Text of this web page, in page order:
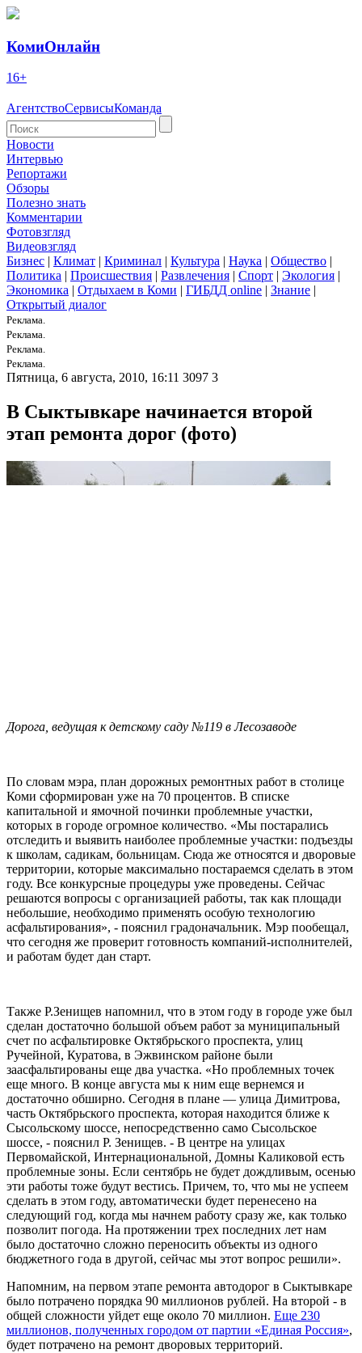
КомиОнлайн
16+
АгентствоСервисыКоманда
Новости
Интервью
Репортажи
Обзоры
Полезно знать
Комментарии
Фотовзгляд
Видеовзгляд
Бизнес | Климат | Криминал | Культура | Наука | Общество |
Политика | Происшествия | Развлечения | Спорт | Экология |
Экономика | Отдыхаем в Коми | ГИБДД online | Знание |
Открытый диалог
Реклама.
Реклама.
Реклама.
Реклама.
Пятница, 6 августа, 2010, 16:11 3097 3
В Сыктывкаре начинается второй
этап ремонта дорог (фото)
Дорога, ведущая к детскому саду №119 в Лесозаводе
По словам мэра, план дорожных ремонтных работ в столице
Коми сформирован уже на 70 процентов. В списке
капитальной и ямочной починки проблемные участки,
которых в городе огромное количество. «Мы постарались
отследить и выявить наиболее проблемные участки: подъезды
к школам, садикам, больницам. Сюда же относятся и дворовые
территории, которые максимально постараемся сделать в этом
году. Все конкурсные процедуры уже проведены. Сейчас
решаются вопросы с организацией работы, так как площади
небольшие, необходимо применять особую технологию
асфальтирования», - пояснил градоначальник. Мэр пообещал,
что сегодня же проверит готовность компаний-исполнителей,
и работам будет дан старт.
Также Р.Зенищев напомнил, что в этом году в городе уже был
сделан достаточно большой объем работ за муниципальный
счет по асфальтировке Октябрьского проспекта, улиц
Ручейной, Куратова, в Эжвинском районе были
заасфальтированы еще два участка. «Но проблемных точек
еще много. В конце августа мы к ним еще вернемся и
достаточно обширно. Сегодня в плане — улица Димитрова,
часть Октябрьского проспекта, которая находится ближе к
Сысольскому шоссе, непосредственно само Сысольское
шоссе, - пояснил Р. Зенищев. - В центре на улицах
Первомайской, Интернациональной, Домны Каликовой есть
проблемные зоны. Если сентябрь не будет дождливым, осенью
эти работы тоже будут вестись. Причем, то, что мы не успеем
сделать в этом году, автоматически будет перенесено на
следующий год, когда мы начнем работу сразу же, как только
позволит погода. На протяжении трех последних лет нам
было достаточно сложно переносить объекты из одного
бюджетного года в другой, сейчас мы этот вопрос решили».
Напомним, на первом этапе ремонта автодорог в Сыктывкаре
было потрачено порядка 90 миллионов рублей. На второй - в
общей сложности уйдет еще около 70 миллион. Еще 230
миллионов, полученных городом от партии «Единая Россия»,
будет потрачено на ремонт дворовых территорий.